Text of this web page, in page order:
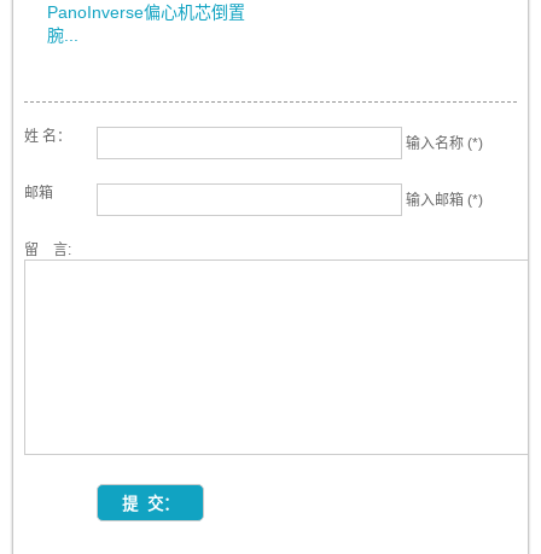
PanoInverse偏心机芯倒置
腕...
姓 名： 输入名称 (*)
邮箱 输入邮箱 (*)
留 言: